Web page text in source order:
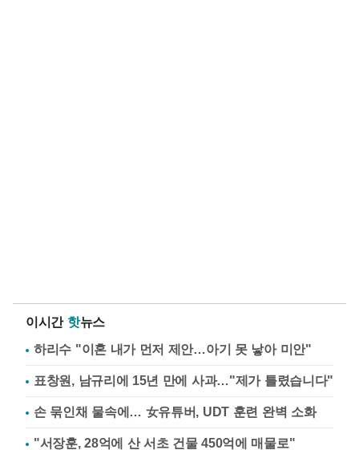
이시간 핫뉴스
하리수 "이혼 내가 먼저 제안…아기 못 낳아 미안"
표창원, 남규리에 15년 만에 사과…"제가 틀렸습니다"
손 묶인채 물속에… 女유튜버, UDT 훈련 완벽 소화
"서장훈, 28억에 산 서초 건물 450억에 매물로"